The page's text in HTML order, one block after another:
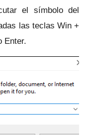
el símbolo del
las teclas Win +
Enter.